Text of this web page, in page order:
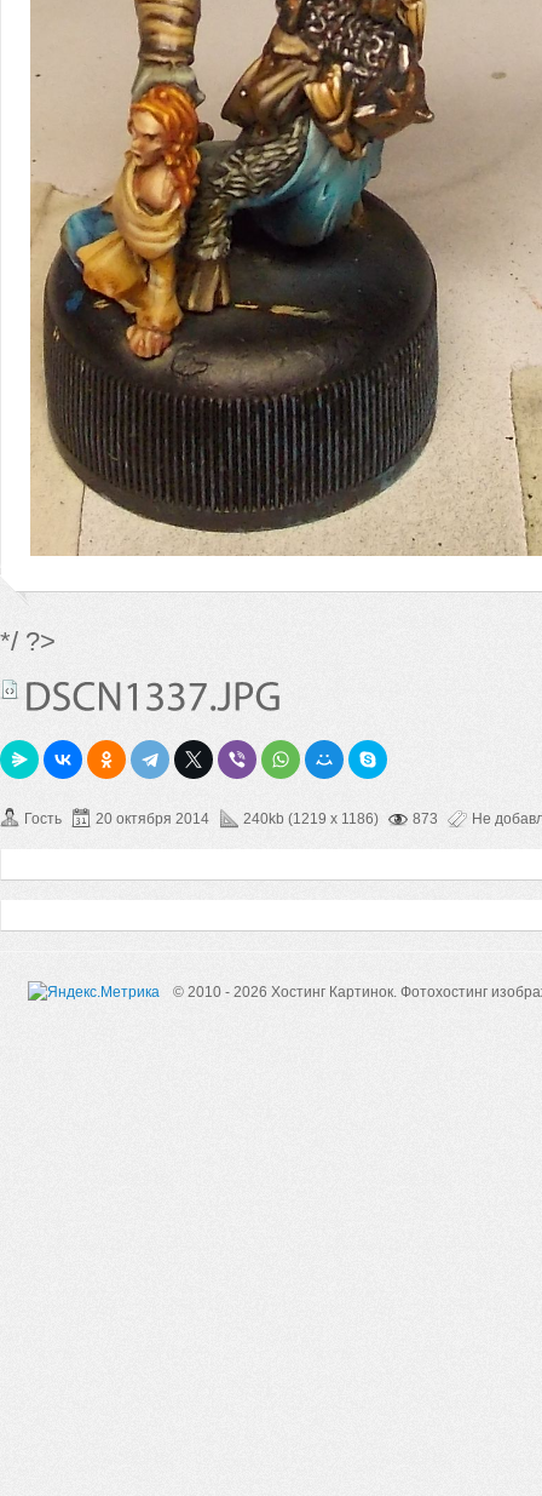
*/ ?>
Гость 20 октября 2014 240kb (1219 x 1186) 873 Не
© 2010 - 2026 Хостинг Картинок. Фотохостинг